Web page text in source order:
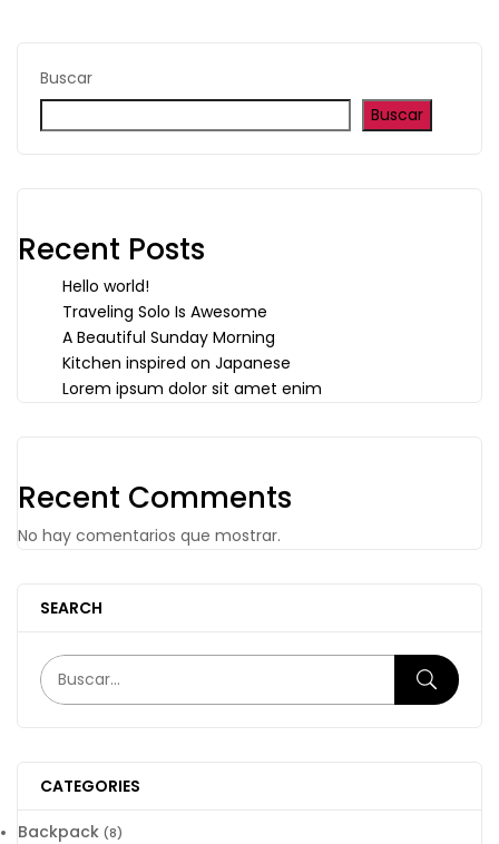
Buscar
Buscar
Recent Posts
Hello world!
Traveling Solo Is Awesome
A Beautiful Sunday Morning
Kitchen inspired on Japanese
Lorem ipsum dolor sit amet enim
Recent Comments
No hay comentarios que mostrar.
SEARCH
CATEGORIES
Backpack (8)